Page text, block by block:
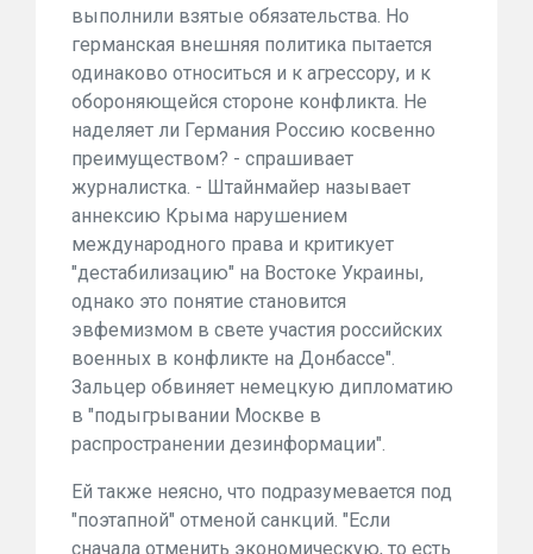
выполнили взятые обязательства. Но
германская внешняя политика пытается
одинаково относиться и к агрессору, и к
обороняющейся стороне конфликта. Не
наделяет ли Германия Россию косвенно
преимуществом? - спрашивает
журналистка. - Штайнмайер называет
аннексию Крыма нарушением
международного права и критикует
"дестабилизацию" на Востоке Украины,
однако это понятие становится
эвфемизмом в свете участия российских
военных в конфликте на Донбассе".
Зальцер обвиняет немецкую дипломатию
в "подыгрывании Москве в
распространении дезинформации".
Ей также неясно, что подразумевается под
"поэтапной" отменой санкций. "Если
сначала отменить экономическую, то есть